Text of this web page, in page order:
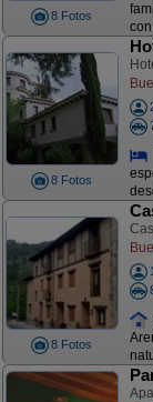
8 Fotos
8 Fotos
8 Fotos